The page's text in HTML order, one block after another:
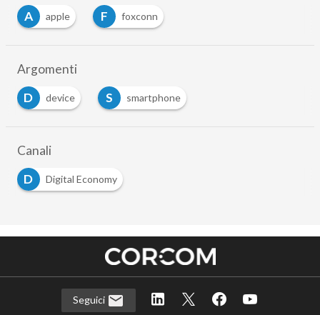
A apple F foxconn
Argomenti
D
device S smartphone
Canali
D
Digital Economy
Seguici